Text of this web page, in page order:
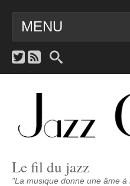
MENU
ACCUEIL
JAZZENDA
PORTRAITS
Le fil du jazz
"La musique donne une âme